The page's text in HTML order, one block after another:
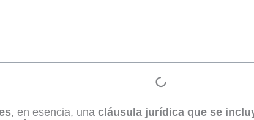
, en esencia, una cláusula jurídica que se